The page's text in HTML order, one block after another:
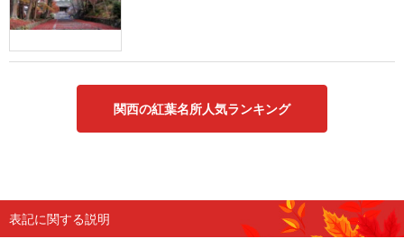
関西の紅葉名所人気ランキング
表記に関する説明